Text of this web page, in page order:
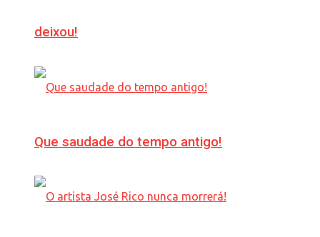
deixou!
Que saudade do tempo antigo!